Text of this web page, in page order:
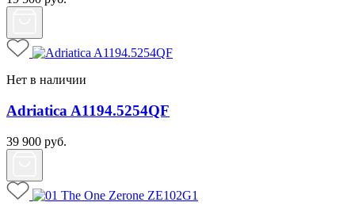
Нет в наличии
Adriatica A1194.5254QF
39 900 руб.